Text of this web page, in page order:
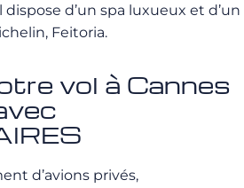
dispose d’un spa luxueux et d’un
Feitoria.
vol à Cannes
d’avions privés,